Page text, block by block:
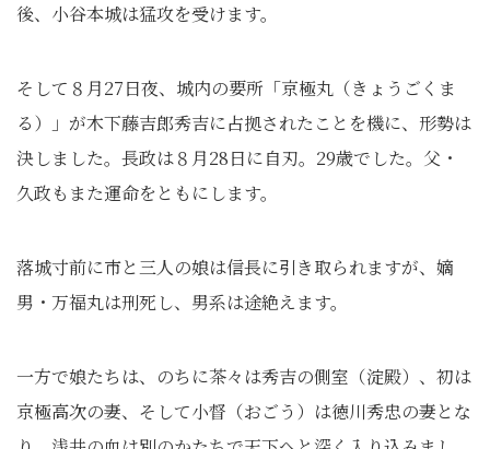
後、小谷本城は猛攻を受けます。
そして８月27日夜、城内の要所「京極丸（きょうごくま
る）」が木下藤吉郎秀吉に占拠されたことを機に、形勢は
決しました。長政は８月28日に自刃。29歳でした。父・
久政もまた運命をともにします。
落城寸前に市と三人の娘は信長に引き取られますが、嫡
男・万福丸は刑死し、男系は途絶えます。
一方で娘たちは、のちに茶々は秀吉の側室（淀殿）、初は
京極高次の妻、そして小督（おごう）は徳川秀忠の妻とな